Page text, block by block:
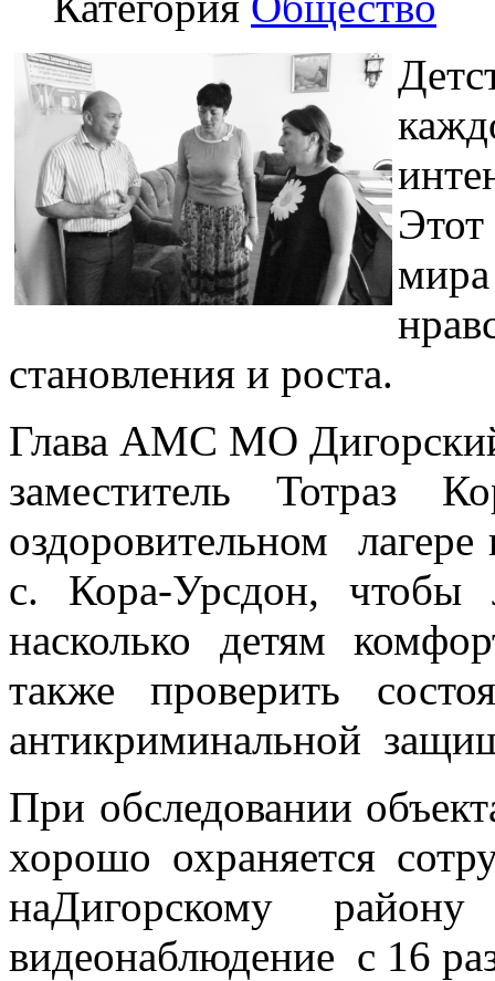
становления и роста.
Глава АМС МО
заместитель Тотраз
оздоровительном
с. Кора-Урсдон, чтобы
насколько детям
также проверить
антикриминальной
При обследовании
хорошо охраняется
наДигорскому
видеонаблюдение с 16